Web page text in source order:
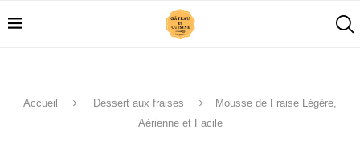
Accueil Dessert aux fraises
Mousse de Fraise Légère,
Aérienne et Facile